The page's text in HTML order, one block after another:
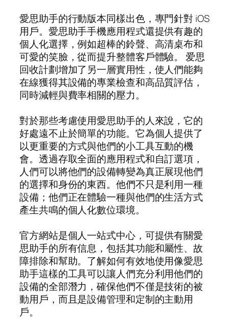
愛思助手的行動版本同樣出色，專門針對 iOS
用戶。愛思助手手機應用程式還提供有趣的
個人化選擇，例如超棒的鈴聲、高清桌布和
可愛的笑臉，從而提升整體客戶體驗。 爱思
回收計劃增加了另一層實用性，使人們能夠
在線獲得其設備的專業檢查和高品質評估，
同時減輕與費率相關的壓力。
對於那些考慮使用愛思助手的人來說，它的
好處遠不止於簡單的功能。它為個人提供了
以更重要的方式與他們的小工具互動的機
會。透過存取全面的應用程式和自訂選項，
人們可以將他們的設備轉變為真正展現他們
的選擇和身份的東西。他們不只是利用一種
設備；他們正在體驗一種與他們的生活方式
產生共鳴的個人化數位環境。
官方網站是個人一站式中心，可提供有關愛
思助手的所有信息，包括其功能和屬性、故
障排除和幫助。了解如何有效地使用像愛思
助手這樣的工具可以讓人們充分利用他們的
設備的全部潛力，確保他們不僅是技術的被
動用戶，而且是設備管理和定制的主動用
戶。